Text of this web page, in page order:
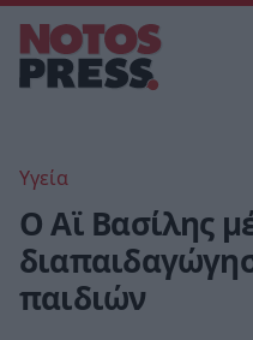
Υγεία
Ο Αϊ Βασίλης
παιδιών